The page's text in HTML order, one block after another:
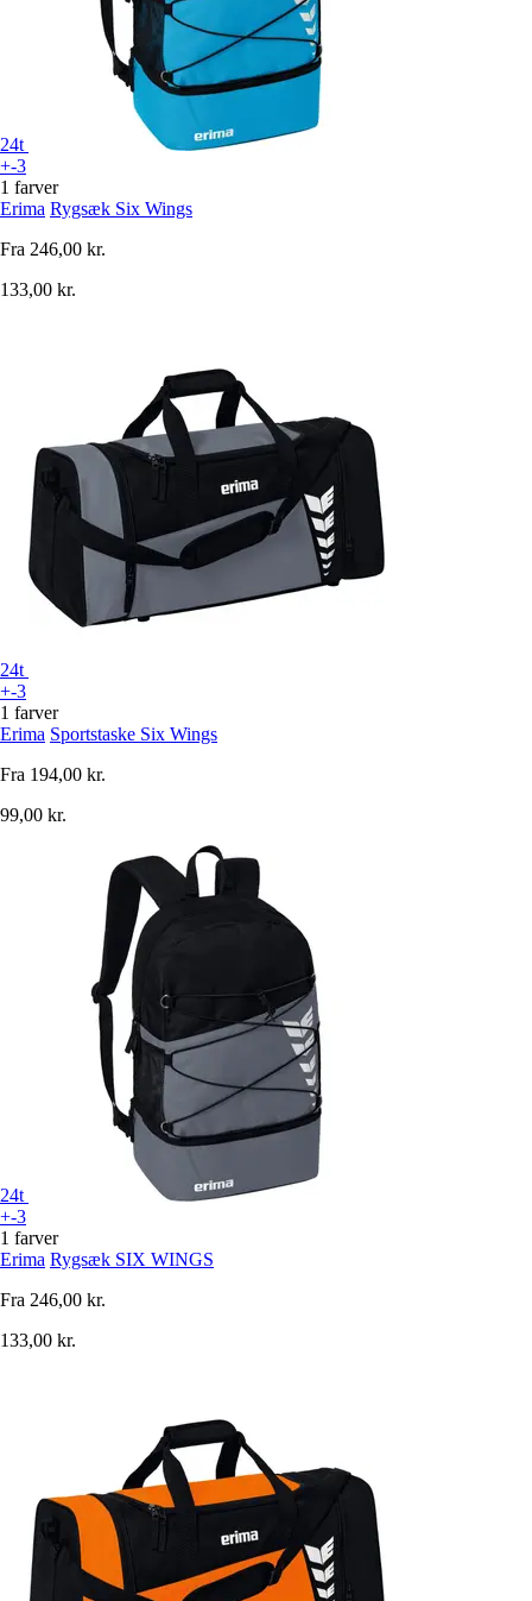
24t
+-3
1 farver
Erima Rygsæk Six Wings
Fra 246,00 kr.
133,00 kr.
24t
+-3
1 farver
Erima Sportstaske Six Wings
Fra 194,00 kr.
99,00 kr.
24t
+-3
1 farver
Erima Rygsæk SIX WINGS
Fra 246,00 kr.
133,00 kr.